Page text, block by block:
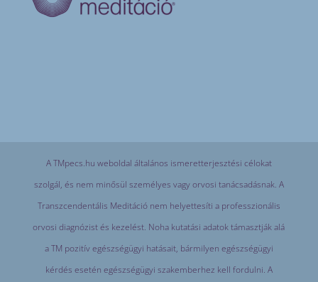
A TMpecs.hu weboldal általános ismeretterjesztési célokat
szolgál, és nem minősül személyes vagy orvosi tanácsadásnak. A
Transzcendentális Meditáció nem helyettesíti a professzionális
orvosi diagnózist és kezelést. Noha kutatási adatok támasztják alá
a TM pozitív egészségügyi hatásait, bármilyen egészségügyi
kérdés esetén egészségügyi szakemberhez kell fordulni. A